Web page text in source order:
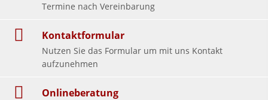
Termine nach Vereinbarung
Kontaktformular
Nutzen Sie das Formular um mit uns Kontakt
aufzunehmen
Onlineberatung